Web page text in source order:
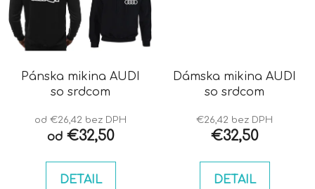
Pánska mikina AUDI
so srdcom
od €26,42 bez DPH
od€32,50
DETAIL
Dámska mikina AUDI
so srdcom
€26,42 bez DPH
€32,50
DETAIL